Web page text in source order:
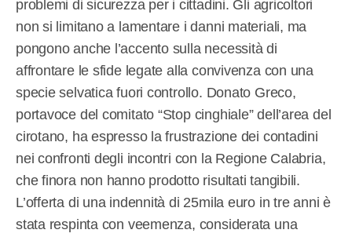
problemi di sicurezza per i cittadini. Gli agricoltori
non si limitano a lamentare i danni materiali, ma
pongono anche l’accento sulla necessità di
affrontare le sfide legate alla convivenza con una
specie selvatica fuori controllo. Donato Greco,
portavoce del comitato “Stop cinghiale” dell’area del
cirotano, ha espresso la frustrazione dei contadini
nei confronti degli incontri con la Regione Calabria,
che finora non hanno prodotto risultati tangibili.
L’offerta di una indennità di 25mila euro in tre anni è
stata respinta con veemenza, considerata una